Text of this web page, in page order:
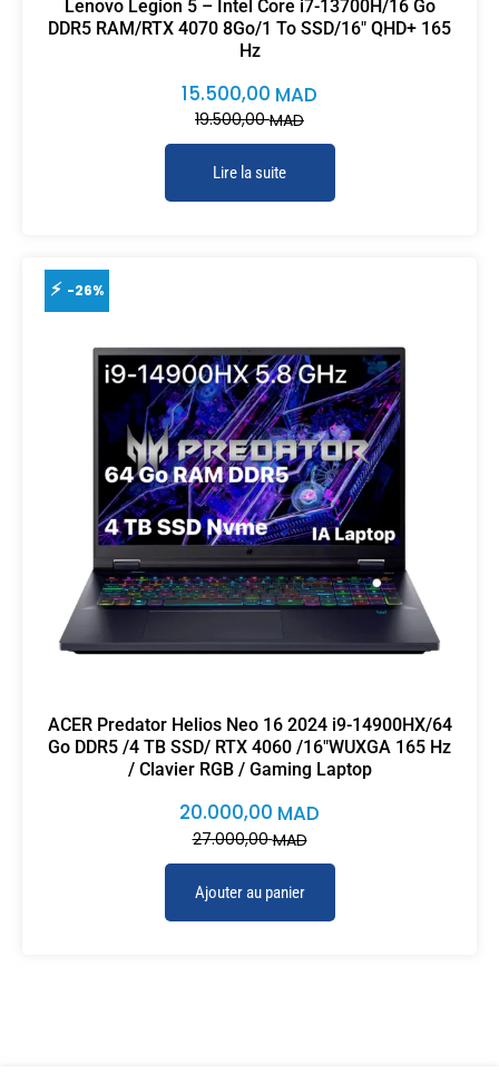
Lenovo Legion 5 – Intel Core i7-13700H/16 Go
DDR5 RAM/RTX 4070 8Go/1 To SSD/16″ QHD+ 165
Hz
19.500,00MAD
15.500,00 MAD
Lire la suite
-26%
ACER Predator Helios Neo 16 2024 i9-14900HX/64
Go DDR5 /4 TB SSD/ RTX 4060 /16″WUXGA 165 Hz
/ Clavier RGB / Gaming Laptop
27.000,00MAD
20.000,00 MAD
Ajouter au panier